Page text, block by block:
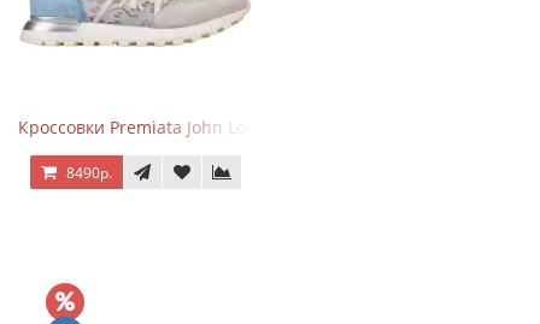
Кроссовки Premiata John Low Lace Blue Beige
8490р.